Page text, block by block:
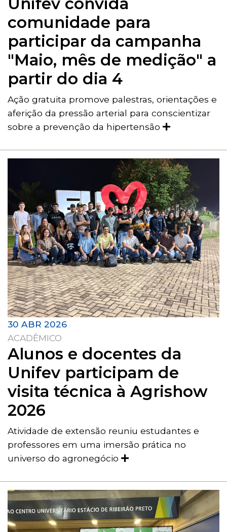
comunidade para
participar da campanha
"Maio, mês de medição" a
partir do dia 4
Ação gratuita promove palestras, orientações e
aferição da pressão arterial para conscientizar
sobre a prevenção da hipertensão
30 ABR 2026
ACADÊMICO
Alunos e docentes da
Unifev participam de
visita técnica à Agrishow
2026
Atividade de extensão reuniu estudantes e
professores em uma imersão prática no
universo do agronegócio